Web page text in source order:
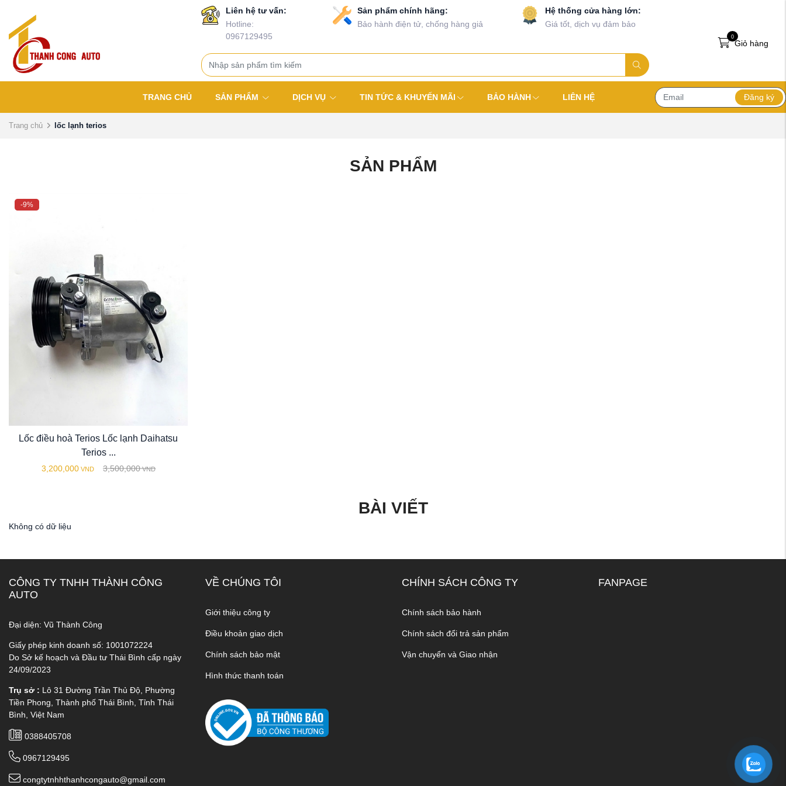
Liên hệ tư vấn:
Hotline:
0967129495
Sản phẩm chính hãng:
Bảo hành điện tử, chống hàng giả
Hệ thống cửa hàng lớn:
Giá tốt, dịch vụ đảm bảo
Giỏ hàng
0
TRANG CHỦ SẢN PHẨM DỊCH VỤ TIN TỨC & KHUYẾN MÃI BẢO HÀNH LIÊN HỆ Đăng ký
Trang chủ lốc lạnh terios
SẢN PHẨM
-9%
Lốc điều hoà Terios Lốc lạnh Daihatsu
Terios ...
3,200,000 VND 3,500,000 VND
BÀI VIẾT
Không có dữ liệu
CÔNG TY TNHH THÀNH CÔNG
AUTO
Đại diện: Vũ Thành Công
Giấy phép kinh doanh số: 1001072224
Do Sở kế hoạch và Đầu tư Thái Bình cấp ngày
24/09/2023
Trụ sở : Lô 31 Đường Trần Thủ Độ, Phường
Tiền Phong, Thành phố Thái Bình, Tỉnh Thái
Bình, Việt Nam
0388405708
0967129495
congtytnhhthanhcongauto@gmail.com
VỀ CHÚNG TÔI
Giới thiệu công ty
Điều khoản giao dịch
Chính sách bảo mật
Hình thức thanh toán
CHÍNH SÁCH CÔNG TY
Chính sách bảo hành
Chính sách đổi trả sản phẩm
Vận chuyển và Giao nhận
FANPAGE